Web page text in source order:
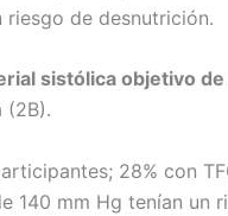
de desnutrición.
sistólica objetivo
(2B).
28% con
140 mm Hg tenían